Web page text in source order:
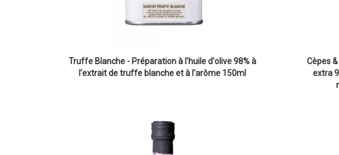
Truffe Blanche - Préparation à l'huile d'olive 98% à
l'extrait de truffe blanche et à l'arôme 150ml
Cèpes
extra